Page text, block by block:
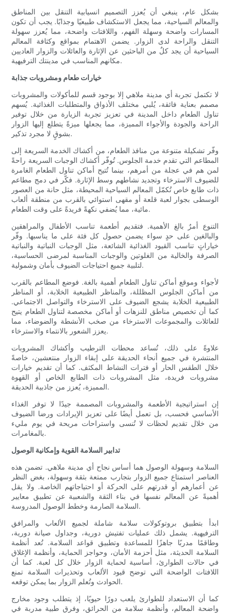
بشكل عام، ينبغي أن يُعزز التصميم انسيابية التنقل بين المناطق
والمعالم السياحية، مما يجعل الاستكشاف طبيعيًا وجذابًا. يجب أن تكون
المسارات واضحة وسهلة الفهم، واللافتات واضحة، مما يُعزز سهولة
التنقل والراحة لدى الزوار. يضمن الاهتمام بمواقع وكثافة المعالم
السياحية أن يجد كلٌ من الباحثين عن الإثارة والعائلات والزوار العاديين
مكانهم المناسب في مدينتك الترفيهية.
خيارات طعام ومشروبات جذابة
لا تكتمل تجربة أي مدينة ملاهي إلا بوجود قسم للمأكولات والمشروبات
مصمم بعناية فائقة، يُلبي مختلف الأذواق والمتطلبات الغذائية. يُسهم
تناول الطعام داخل المدينة في تعزيز تجربة الزيارة من خلال توفير
الراحة والجودة والأجواء المميزة، مما يجعلها ميزةً يتطلع إليها الزوار
بشوقٍ لا مجرد تذكير.
وفّر تشكيلة متنوعة من منافذ الطعام، من أكشاك الخدمة السريعة إلى
المطاعم التي تقدم خدمة الجلوس. تُوفّر أكشاك الوجبات السريعة راحةً
لمن هم في عجلة من أمرهم، بينما تُتيح أماكن تناول الطعام الغامرة
للضيوف الاسترخاء وتجديد نشاطهم وسط الإثارة. فكّر في دمج مطاعم
ذات طابع خاص تُكمّل المعالم السياحية المحيطة، مثل حانة من العصور
الوسطى بجوار لعبة قلعة أو مقهى استوائي بالقرب من منطقة ألعاب
مائية، مما يُضفي نكهةً فريدةً على وقت الطعام.
التنوع أمرٌ بالغ الأهمية. فتقديم أطعمة تناسب الأطفال والمراهقين
والبالغين على حدٍ سواء يضمن حصول كل فئة على ما يناسبها. وفّر
خياراتٍ تناسب القيود الغذائية الشائعة، مثل الوجبات النباتية والنباتية
الصرفة والخالية من الغلوتين والوجبات المناسبة لمرضى الحساسية،
لتلبية جميع احتياجات الضيوف بأمان وشمولية.
لأجواء وموقع أماكن تناول الطعام أهمية بالغة. فوضع المطاعم بالقرب
من أماكن الجلوس المظللة، والمناظر الطبيعية الخلابة، أو المناظر
الطبيعية الخلابة يشجع الضيوف على الاسترخاء والتواصل الاجتماعي.
كما أن تخصيص مناطق للنزهات أو أماكن مخصصة لتناول الطعام يتيح
للعائلات والمجموعات الاسترخاء من صخب الأنشطة والضوضاء، مما
يعزز الشعور بالانتماء والاسترخاء.
علاوةً على ذلك، تُساعد محطات الترطيب وأكشاك المشروبات
المنتشرة في جميع أنحاء الحديقة على إبقاء الزوار منتعشين، خاصةً
خلال الطقس الحار أو فترات النشاط المكثف. كما أن تقديم خيارات
مشروبات فريدة، مثل المشروبات ذات الطابع الخاص أو القهوة
المميزة، يُعزز من جاذبية الحديقة.
إن استراتيجية الأطعمة والمشروبات المصممة جيدًا لا توفر الغذاء
الأساسي فحسب، بل تعمل أيضًا على تعزيز الإيرادات ورضا الضيوف
من خلال تقديم لحظات لا تُنسى واستراحات مريحة في يوم مليء
بالمغامرات.
تدابير السلامة القوية وإمكانية الوصول
السلامة وسهولة الوصول هما أساس نجاح أي مدينة ملاهي. تضمن هذه
العناصر استمتاع جميع الزوار بتجارب ممتعة بثقة وسهولة، بغض النظر
عن أعمارهم أو قدرتهم على الحركة أو احتياجاتهم الخاصة. ولا يقل
أهميةً عن المعالم نفسها في بناء الثقة والشعبية عن تطبيق معايير
السلامة الصارمة وخطط الوصول المدروسة.
ابدأ بتطبيق بروتوكولات سلامة شاملة لجميع الألعاب والمرافق
الترفيهية. يشمل ذلك عمليات تفتيش دورية، وجداول صيانة دورية،
وطاقمًا مدربًا جاهزًا للمساعدة وتطبيق قواعد السلامة. تُعد أنظمة
السلامة الحديثة، مثل أحزمة الأمان، وحواجز الحماية، وأنظمة الإغلاق
في حالات الطوارئ، أساسية لحماية الزوار خلال كل لعبة. كما أن
اللافتات الواضحة التي توضح قيود الألعاب وتحذيرات السلامة تمنع
الحوادث وتُعلم الزوار بما يمكن توقعه.
كما أن الاستعداد للطوارئ يلعب دورًا حيويًا، إذ يتطلب وجود مخارج
واضحة المعالم، وأنظمة سلامة من الحرائق، وفرق طبية مدربة في